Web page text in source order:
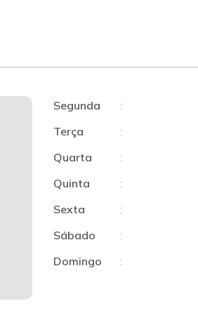
Segunda :
Terça
:
Quarta
:
Quinta
:
Sexta
:
Sábado
:
Domingo
: